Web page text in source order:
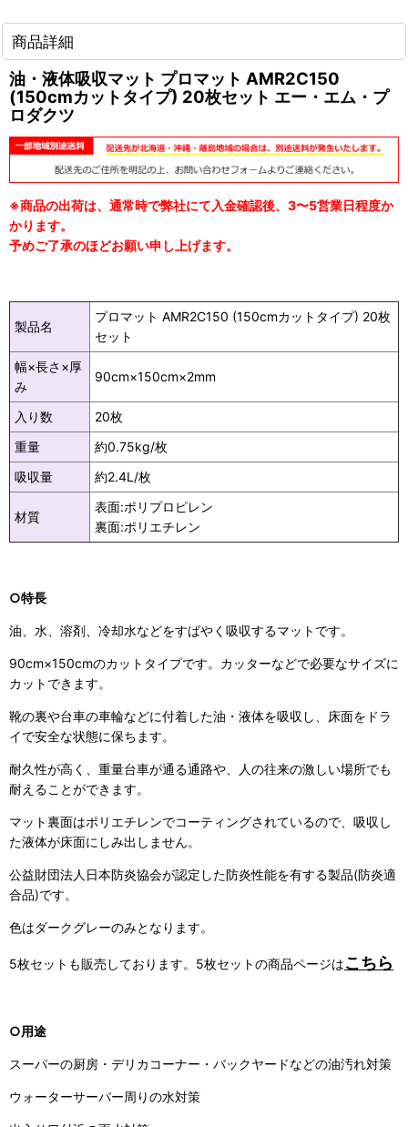
商品詳細
油・液体吸収マット プロマット AMR2C150
(150cmカットタイプ) 20枚セット エー・エム・プ
ロダクツ
※商品の出荷は、通常時で弊社にて入金確認後、3〜5営業日程度か
かります。
予めご了承のほどお願い申し上げます。
製品名
プロマット AMR2C150 (150cmカットタイプ) 20枚
セット
幅×長さ×厚
み
90cm×150cm×2mm
入り数
20枚
重量
約0.75kg/枚
吸収量
約2.4L/枚
材質
表面:ポリプロピレン
裏面:ポリエチレン
○特長
油、水、溶剤、冷却水などをすばやく吸収するマットです。
90cm×150cmのカットタイプです。カッターなどで必要なサイズに
カットできます。
靴の裏や台車の車輪などに付着した油・液体を吸収し、床面をドラ
イで安全な状態に保ちます。
耐久性が高く、重量台車が通る通路や、人の往来の激しい場所でも
耐えることができます。
マット裏面はポリエチレンでコーティングされているので、吸収し
た液体が床面にしみ出しません。
公益財団法人日本防炎協会が認定した防炎性能を有する製品(防炎適
合品)です。
色はダークグレーのみとなります。
5枚セットも販売しております。5枚セットの商品ページはこちら
○用途
スーパーの厨房・デリカコーナー・バックヤードなどの油汚れ対策
ウォーターサーバー周りの水対策